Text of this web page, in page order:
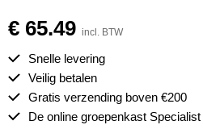
€ 65.49 incl. BTW
Snelle levering
Veilig betalen
Gratis verzending boven €200
De online groepenkast Specialist